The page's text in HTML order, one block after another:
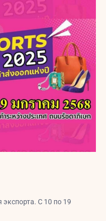
С 10 по 19